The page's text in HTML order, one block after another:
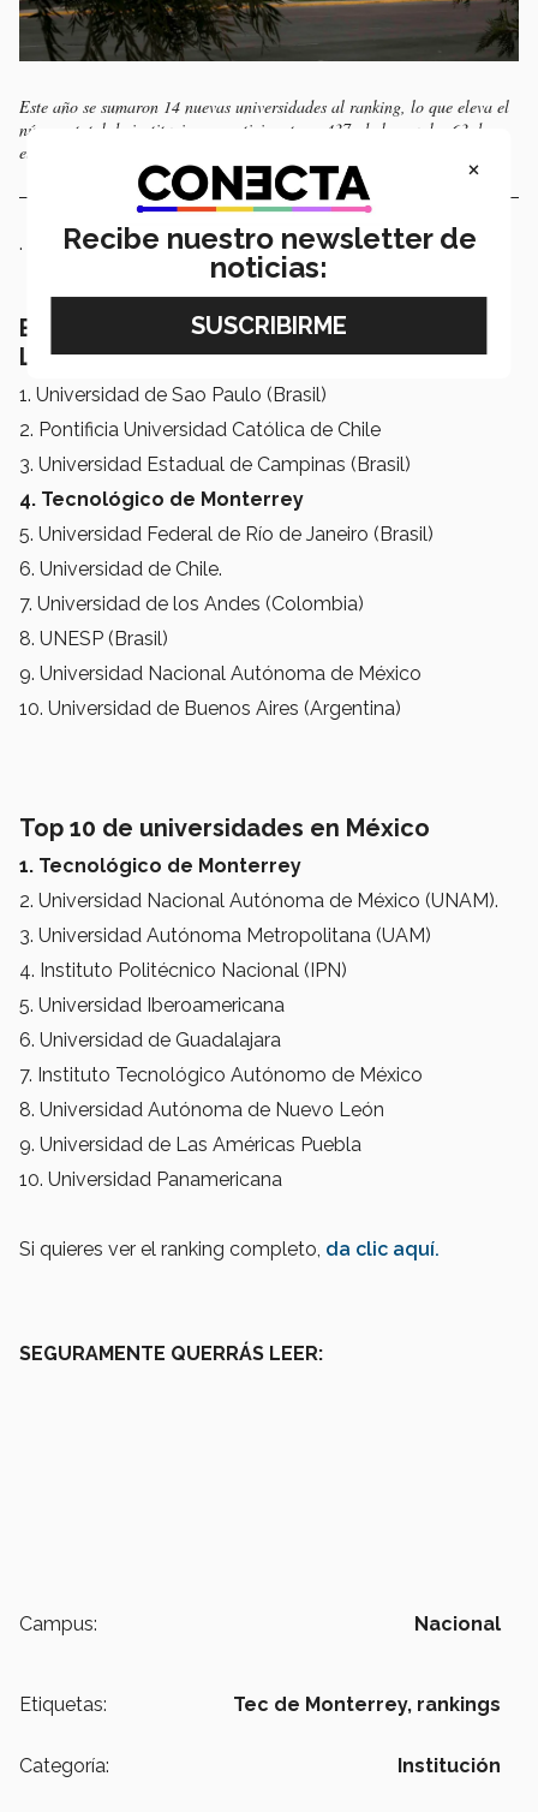
Este año se sumaron 14 nuevas universidades al ranking, lo que eleva el
número total de instituciones participantes a 437, de las cuales 63 de
ellas son mexicanas.
.
El top 10 de universidades de
Latinoamérica
1. Universidad de Sao Paulo (Brasil)
2. Pontificia Universidad Católica de Chile
3. Universidad Estadual de Campinas (Brasil)
4. Tecnológico de Monterrey
5. Universidad Federal de Río de Janeiro (Brasil)
6. Universidad de Chile.
7. Universidad de los Andes (Colombia)
8. UNESP (Brasil)
9. Universidad Nacional Autónoma de México
10. Universidad de Buenos Aires (Argentina)
Top 10 de universidades en México
1. Tecnológico de Monterrey
2. Universidad Nacional Autónoma de México (UNAM).
3. Universidad Autónoma Metropolitana (UAM)
4. Instituto Politécnico Nacional (IPN)
5. Universidad Iberoamericana
6. Universidad de Guadalajara
7. Instituto Tecnológico Autónomo de México
8. Universidad Autónoma de Nuevo León
9. Universidad de Las Américas Puebla
10. Universidad Panamericana
Si quieres ver el ranking completo, da clic aquí.
SEGURAMENTE QUERRÁS LEER:
Campus: Nacional
Etiquetas: Tec de Monterrey, rankings
Categoría: Institución
×
Recibe nuestro newsletter de
noticias: